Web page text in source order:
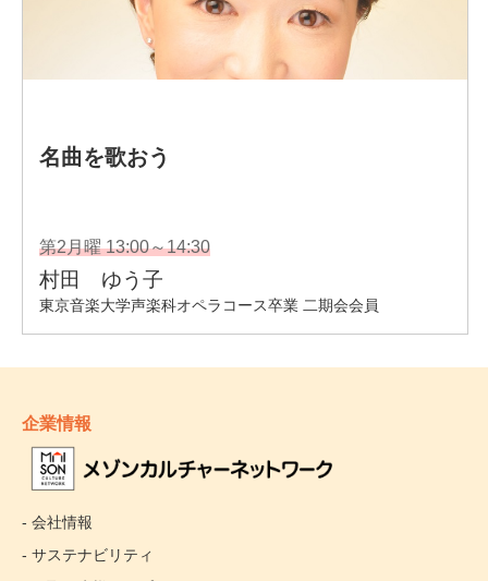
企業情報
- 会社情報
- サステナビリティ